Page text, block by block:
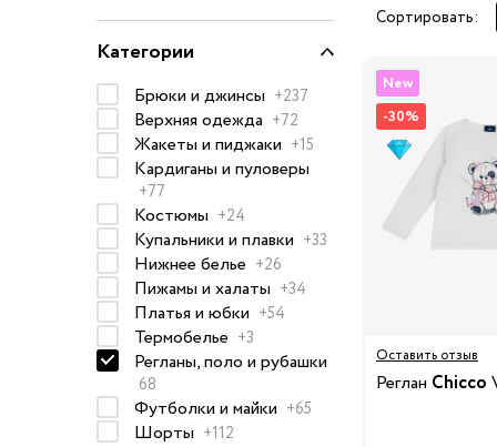
Одежда
Пеленки
Пижамы и халаты
Платья и юбки
Термобелье
Полотенца и накидки
Регланы, поло и
Рюкзаки и сумки
Футболки и майки
Шапки, шарфы, перчатки
Шорты
Аксессуары
Одежда по
Категории
Брюки и джинсы +237
Верхняя одежда +72
Жакеты и пиджаки +15
Кардиганы и пуловеры
+77
Костюмы +24
Купальники и плавки +33
Нижнее белье +26
Пижамы и халаты +34
Платья и юбки +54
Термобелье +3
Регланы, поло и рубашки
68
Футболки и майки +65
Шорты +112
Сортировать:
New
-30%
Оставить отзыв
Реглан Chicco